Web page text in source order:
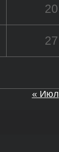
20
27
« Июл